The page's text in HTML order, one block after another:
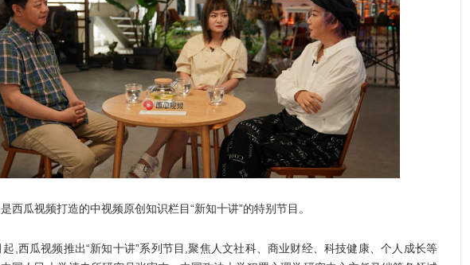
瓜视频打造的中视频原创知识栏目“新知十讲”的特别节目。
瓜视频推出“新知十讲”系列节目,聚焦人文社科、商业财经、科技健康、个人成长等